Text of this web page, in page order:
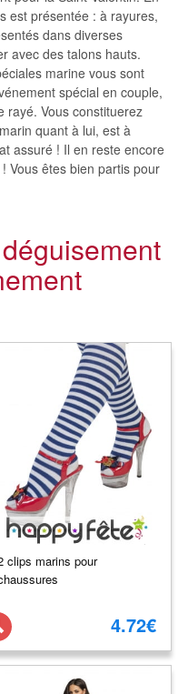
est présentée : à rayures,
dans diverses
avec des talons hauts.
marine vous sont
spécial en couple,
rayé. Vous constituerez
quant à lui, est à
assuré ! Il en reste encore
Vous êtes bien partis pour
clips marins pour
4.72€